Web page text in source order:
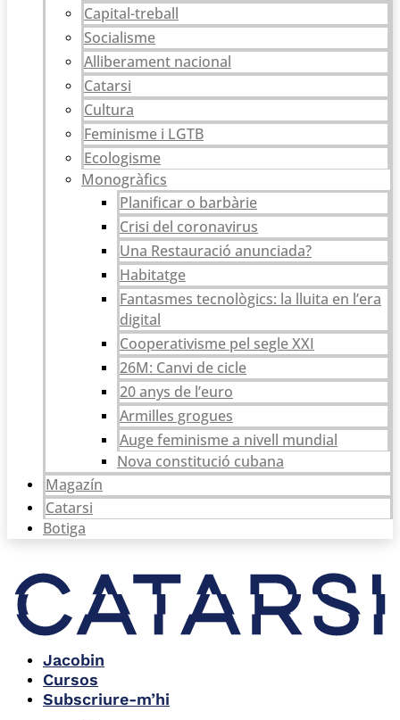
Capital-treball
Socialisme
Alliberament nacional
Catarsi
Cultura
Feminisme i LGTB
Ecologisme
Monogràfics
Planificar o barbàrie
Crisi del coronavirus
Una Restauració anunciada?
Habitatge
Fantasmes tecnològics: la lluita en l’era
digital
Cooperativisme pel segle XXI
26M: Canvi de cicle
20 anys de l’euro
Armilles grogues
Auge feminisme a nivell mundial
Nova constitució cubana
Magazín
Catarsi
Botiga
Jacobin
Cursos
Subscriure-m’hi